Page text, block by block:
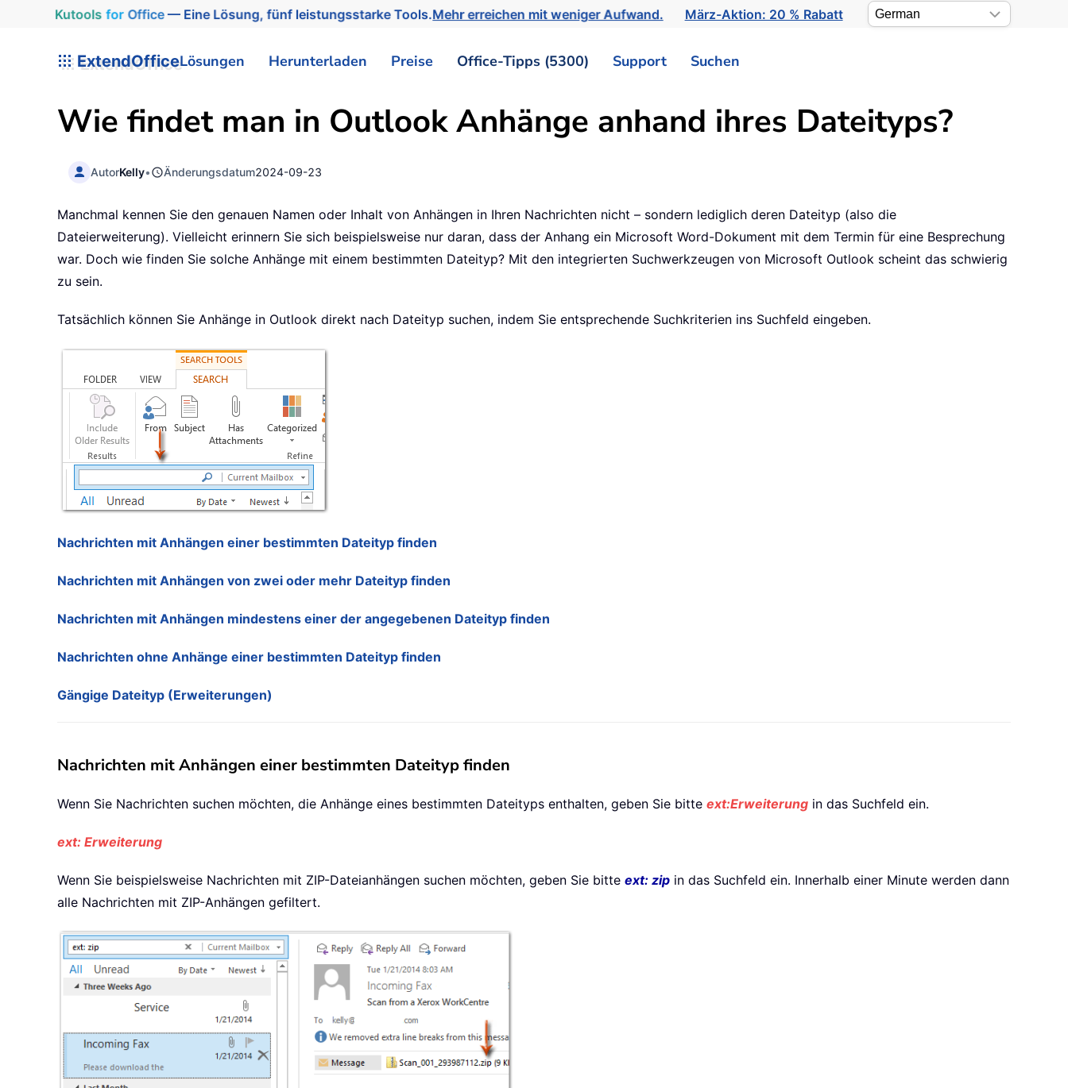
Kutools for Office— Eine Lösung, fünf leistungsstarke Tools.Mehr erreichen mit weniger Aufwand. März-Aktion: 20 % Rabatt
ExtendOfficeLösungen Herunterladen Preise Office-Tipps (5300) Support Suchen
Wie findet man in Outlook Anhänge anhand ihres Dateityps?
AutorKelly• Änderungsdatum2024-09-23
Manchmal kennen Sie den genauen Namen oder Inhalt von Anhängen in Ihren Nachrichten nicht – sondern lediglich deren Dateityp (also die
Dateierweiterung). Vielleicht erinnern Sie sich beispielsweise nur daran, dass der Anhang ein Microsoft Word-Dokument mit dem Termin für eine Besprechung
war. Doch wie finden Sie solche Anhänge mit einem bestimmten Dateityp? Mit den integrierten Suchwerkzeugen von Microsoft Outlook scheint das schwierig
zu sein.
Tatsächlich können Sie Anhänge in Outlook direkt nach Dateityp suchen, indem Sie entsprechende Suchkriterien ins Suchfeld eingeben.
Nachrichten mit Anhängen einer bestimmten Dateityp finden
Nachrichten mit Anhängen von zwei oder mehr Dateityp finden
Nachrichten mit Anhängen mindestens einer der angegebenen Dateityp finden
Nachrichten ohne Anhänge einer bestimmten Dateityp finden
Gängige Dateityp (Erweiterungen)
Nachrichten mit Anhängen einer bestimmten Dateityp finden
Wenn Sie Nachrichten suchen möchten, die Anhänge eines bestimmten Dateityps enthalten, geben Sie bitte ext:Erweiterung in das Suchfeld ein.
ext: Erweiterung
Wenn Sie beispielsweise Nachrichten mit ZIP-Dateianhängen suchen möchten, geben Sie bitte ext: zip in das Suchfeld ein. Innerhalb einer Minute werden dann
alle Nachrichten mit ZIP-Anhängen gefiltert.